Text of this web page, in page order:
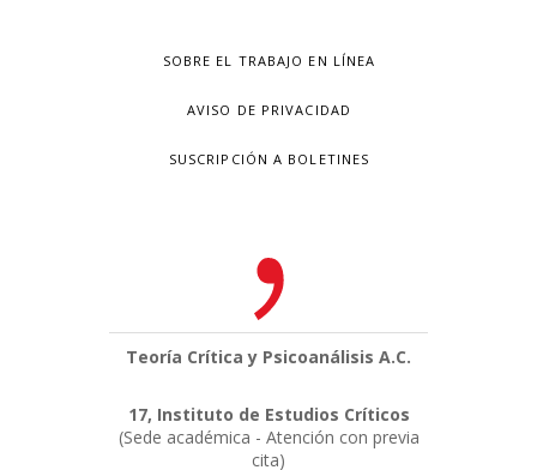
SOBRE EL TRABAJO EN LÍNEA
AVISO DE PRIVACIDAD
SUSCRIPCIÓN A BOLETINES
Teoría Crítica y Psicoanálisis A.C.
17, Instituto de Estudios Críticos
(Sede académica - Atención con previa
cita)